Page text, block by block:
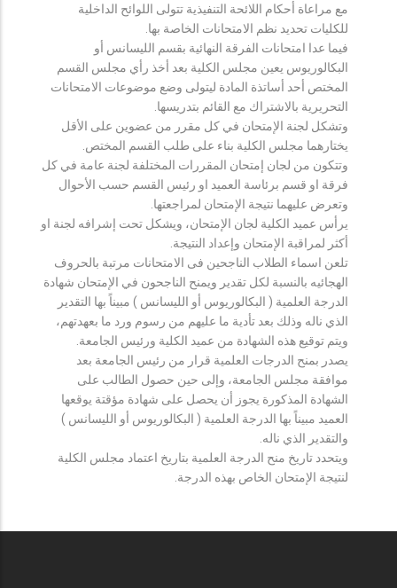
مع مراعاة أحكام اللائحة التنفيذية تتولى اللوائح الداخلية
للكليات تحديد نظم الامتحانات الخاصة بها.
فيما عدا امتحانات الفرقة النهائية بقسم الليسانس أو
البكالوريوس يعين مجلس الكلية بعد أخذ رأي مجلس القسم
المختص أحد أساتذة المادة ليتولى وضع موضوعات الامتحانات
التحريرية بالاشتراك مع القائم بتدريسها.
وتشكل لجنة الإمتحان في كل مقرر من عضوين على الأقل
يختارهما مجلس الكلية بناء على طلب القسم المختص.
وتتكون من لجان إمتحان المقررات المختلفة لجنة عامة في كل
فرقة او قسم برئاسة العميد او رئيس القسم حسب الأحوال
وتعرض عليهما نتيجة الإمتحان لمراجعتها.
يرأس عميد الكلية لجان الإمتحان، ويشكل تحت إشرافه لجنة او
أكثر لمراقبة الإمتحان وإعداد النتيجة.
تلعن اسماء الطلاب الناجحين فى الامتحانات مرتبة بالحروف
الهجائيه بالنسبة لكل تقدير ويمنح الناجحون في الإمتحان شهادة
الدرجة العلمية ( البكالوريوس أو الليسانس ) مبيناً بها التقدير
الذي ناله وذلك بعد تأدية ما عليهم من رسوم ورد ما بعهدتهم،
ويتم توقيع هذه الشهادة من عميد الكلية ورئيس الجامعة.
يصدر بمنح الدرجات العلمية قرار من رئيس الجامعة بعد
موافقة مجلس الجامعة، وإلى حين حصول الطالب على
الشهادة المذكورة يجوز أن يحصل على شهادة مؤقتة يوقعها
العميد مبيناً بها الدرجة العلمية ( البكالوريوس أو الليسانس )
والتقدير الذي ناله.
ويتحدد تاريخ منح الدرجة العلمية بتاريخ اعتماد مجلس الكلية
لنتيجة الإمتحان الخاص بهذه الدرجة.